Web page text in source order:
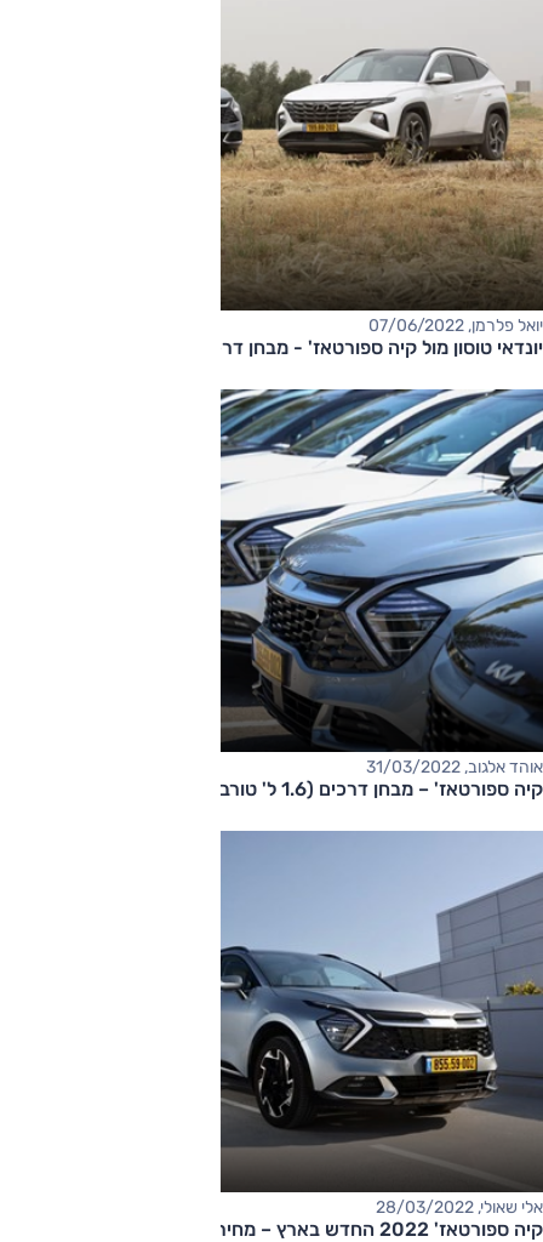
יואל פלרמן, 07/06/2022
יונדאי טוסון מול קיה ספורטאז' - מבחן דרכים השוואתי
אוהד אלגוב, 31/03/2022
קיה ספורטאז' – מבחן דרכים (1.6 ל' טורבו, פרמיום)
אלי שאולי, 28/03/2022
קיה ספורטאז' 2022 החדש בארץ – מחיר החל מ-170,000 שקלים